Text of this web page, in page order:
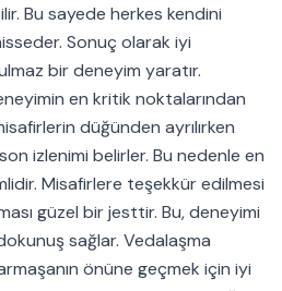
Bu sayede herkes kendini
Sonuç olarak iyi
bir deneyim yaratır.
en kritik noktalarından
düğünden ayrılırken
izlenimi belirler. Bu nedenle en
Misafirlere teşekkür edilmesi
güzel bir jesttir. Bu, deneyimi
sağlar. Vedalaşma
önüne geçmek için iyi